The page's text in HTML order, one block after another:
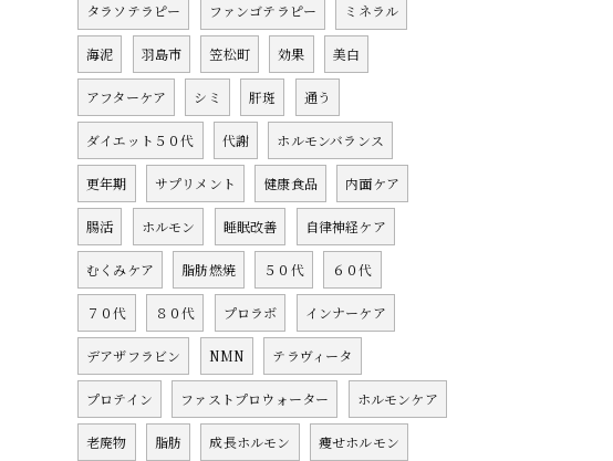
タラソテラピー ファンゴテラピー ミネラル
海泥 羽島市 笠松町 効果 美白
アフターケア シミ 肝斑 通う
ダイエット５０代 代謝 ホルモンバランス
更年期 サプリメント 健康食品 内面ケア
腸活 ホルモン 睡眠改善 自律神経ケア
むくみケア 脂肪燃焼 ５０代 ６０代
７０代 ８０代 プロラボ インナーケア
デアザフラビン NMN テラヴィータ
プロテイン ファストプロウォーター ホルモンケア
老廃物 脂肪 成長ホルモン 痩せホルモン